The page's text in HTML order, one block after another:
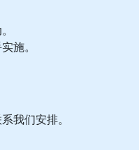
施。
我们安排。